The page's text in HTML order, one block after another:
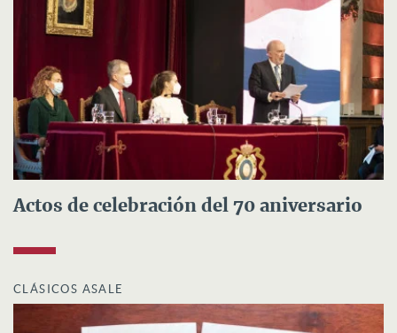
Actos de celebración del 70 aniversario
CLÁSICOS ASALE